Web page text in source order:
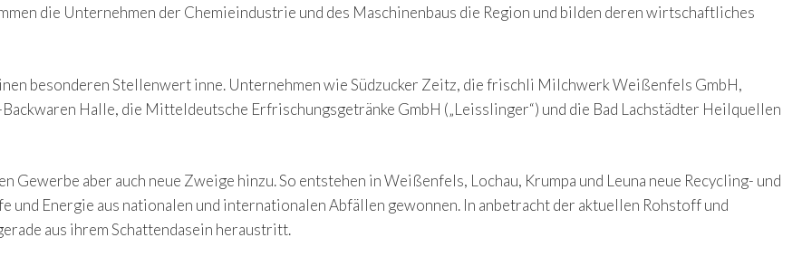
die Unternehmen der Chemieindustrie und des Maschinenbaus die Region und bilden deren wirtschaftliches
besonderen Stellenwert inne. Unternehmen wie Südzucker Zeitz, die frischli Milchwerk Weißenfels GmbH,
Halle, die Mitteldeutsche Erfrischungsgetränke GmbH („Leisslinger“) und die Bad Lachstädter Heilquellen
aber auch neue Zweige hinzu. So entstehen in Weißenfels, Lochau, Krumpa und Leuna neue Recycling- und
Energie aus nationalen und internationalen Abfällen gewonnen. In anbetracht der aktuellen Rohstoff und
aus ihrem Schattendasein heraustritt.